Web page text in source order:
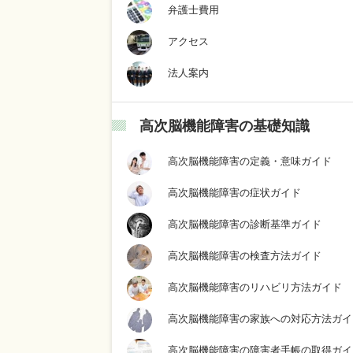
弁護士費用
アクセス
法人案内
高次脳機能障害の基礎知識
高次脳機能障害の定義・意味ガイド
高次脳機能障害の症状ガイド
高次脳機能障害の診断基準ガイド
高次脳機能障害の検査方法ガイド
高次脳機能障害のリハビリ方法ガイド
高次脳機能障害の家族への対応方法ガ
高次脳機能障害の障害者手帳の取得ガ